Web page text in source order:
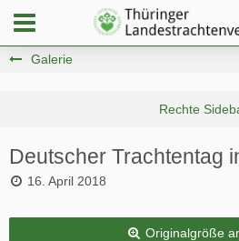
Galerie
Deutscher Trachtentag
16. April 2018
Originalgröße